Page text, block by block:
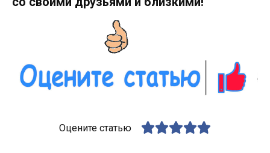
Оцените статью